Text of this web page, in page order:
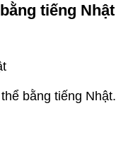
tiếng Nhật
bằng tiếng Nhật.